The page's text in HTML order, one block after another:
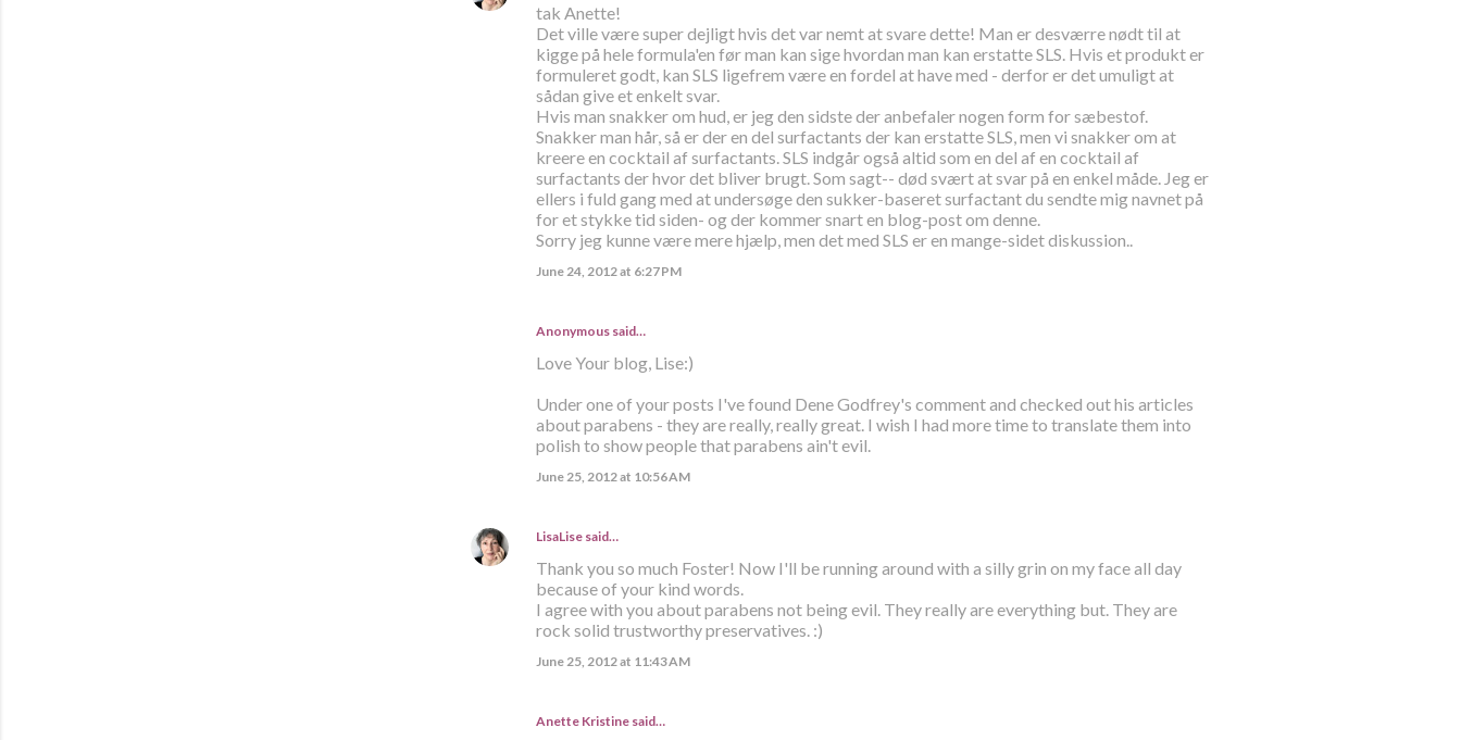
tak Anette!
Det ville være super dejligt hvis det var nemt at svare dette! Man er desværre nødt til at
kigge på hele formula'en før man kan sige hvordan man kan erstatte SLS. Hvis et produkt er
formuleret godt, kan SLS ligefrem være en fordel at have med - derfor er det umuligt at
sådan give et enkelt svar.
Hvis man snakker om hud, er jeg den sidste der anbefaler nogen form for sæbestof.
Snakker man hår, så er der en del surfactants der kan erstatte SLS, men vi snakker om at
kreere en cocktail af surfactants. SLS indgår også altid som en del af en cocktail af
surfactants der hvor det bliver brugt. Som sagt-- død svært at svar på en enkel måde. Jeg er
ellers i fuld gang med at undersøge den sukker-baseret surfactant du sendte mig navnet på
for et stykke tid siden- og der kommer snart en blog-post om denne.
Sorry jeg kunne være mere hjælp, men det med SLS er en mange-sidet diskussion..
June 24, 2012 at 6:27 PM
Anonymous said…
Love Your blog, Lise:)
Under one of your posts I've found Dene Godfrey's comment and checked out his articles
about parabens - they are really, really great. I wish I had more time to translate them into
polish to show people that parabens ain't evil.
June 25, 2012 at 10:56 AM
LisaLisesaid…
Thank you so much Foster! Now I'll be running around with a silly grin on my face all day
because of your kind words.
I agree with you about parabens not being evil. They really are everything but. They are
rock solid trustworthy preservatives. :)
June 25, 2012 at 11:43 AM
Anette Kristinesaid…